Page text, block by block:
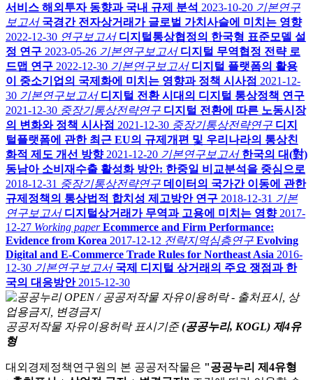
서비스 해외투자 동향과 국내 규제 분석 2023-10-20 기본연구
보고서 국경간 전자상거래가 글로벌 가치사슬에 미치는 영향
2022-12-30 연구보고서 디지털통상협정의 한국형 표준모델 설
정 연구 2023-05-26 기본연구보고서 디지털 무역협정 전략 로
드맵 연구 2022-12-30 기본연구보고서 디지털 플랫폼의 활용
이 중소기업의 국제화에 미치는 영향과 정책 시사점 2021-12-
30 기본연구보고서 디지털 전환 시대의 디지털 통상정책 연구
2021-12-30 중장기통상전략연구 디지털 전환에 따른 노동시장
의 변화와 정책 시사점 2021-12-30 중장기통상전략연구 디지
털플랫폼에 관한 최근 EU의 규제개편 및 우리나라의 통상친
화적 제도 개선 방향 2021-12-20 기본연구보고서 한국의 대(對)
동남아 소비재수출 활성화 방안: 한중일 비교분석을 중심으로
2018-12-31 중장기통상전략연구 데이터의 국가간 이동에 관한
규제정책의 통상법적 합치성 제고방안 연구 2018-12-31 기본
연구보고서 디지털상거래가 무역과 고용에 미치는 영향 2017-
12-27 Working paper Ecommerce and Firm Performance:
Evidence from Korea 2017-12-12 전략지역심층연구 Evolving
Digital and E-Commerce Trade Rules for Northeast Asia 2016-
12-30 기본연구보고서 국제 디지털 상거래의 주요 쟁점과 한
국의 대응방안 2015-12-30
공공저작물 자유이용허락 표시기준 (공공누리, KOGL) 제4유
형
대외경제정책연구원의 본 공공저작물은 "공공누리 제4유형